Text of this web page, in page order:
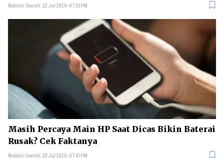
Redaksi Daerah 22 Jul 2026 - 07:23PM
Masih Percaya Main HP Saat Dicas Bikin Baterai
Rusak? Cek Faktanya
Redaksi Daerah 20 Jul 2026 - 07:41PM